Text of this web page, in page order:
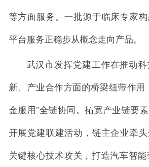
等方面服务。一批源于临床专家
平台服务正稳步从概念走向产品。
武汉市发挥党建工作在推动
新、产业合作方面的桥梁纽带作用
金服用”全链协同。拓宽产业链要
开展党建联建活动，链主企业牵
关键核心技术攻关，打造汽车智